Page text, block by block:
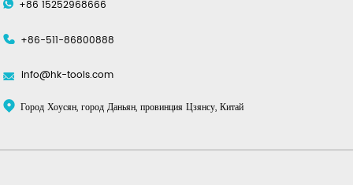
+86 15252968666
+86-511-86800888
info@hk-tools.com
Город Хоусян, город Даньян, провинция Цзянсу, Китай